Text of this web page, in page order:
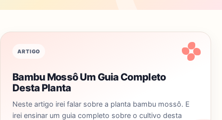
ARTIGO
Bambu Mossô Um Guia Completo
Desta Planta
Neste artigo irei falar sobre a planta bambu mossô. E
irei ensinar um guia completo sobre o cultivo desta